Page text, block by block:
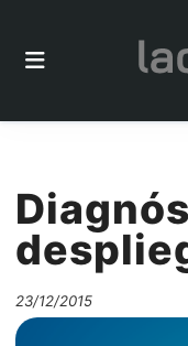
23/12/2015